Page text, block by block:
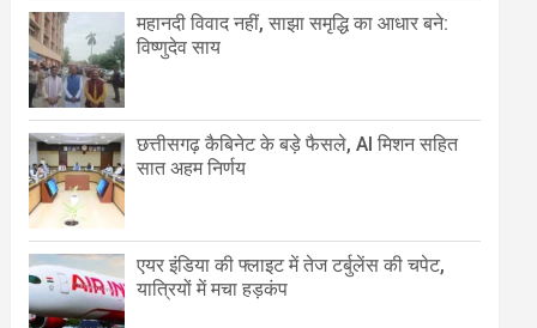
महानदी विवाद नहीं, साझा समृद्धि का आधार बने:
विष्णुदेव साय
छत्तीसगढ़ कैबिनेट के बड़े फैसले, AI मिशन सहित
सात अहम निर्णय
एयर इंडिया की फ्लाइट में तेज टर्बुलेंस की चपेट,
यात्रियों में मचा हड़कंप